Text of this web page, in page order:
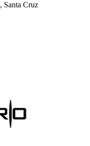
, Santa Cruz